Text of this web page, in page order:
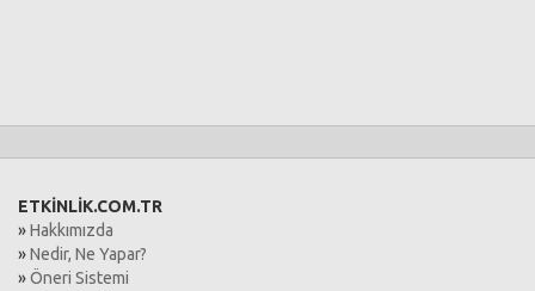
ETKİNLİK.COM.TR
»Hakkımızda
»Nedir, Ne Yapar?
»Öneri Sistemi